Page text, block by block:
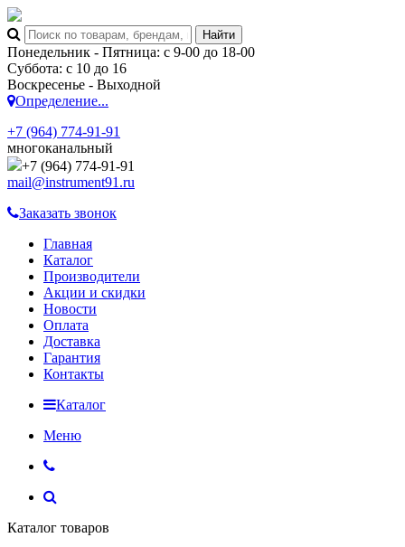
Понедельник - Пятница: с 9-00 до 18-00
Суббота: с 10 до 16
Воскресенье - Выходной
Определение...
+7 (964) 774-91-91
многоканальный
+7 (964) 774-91-91
mail@instrument91.ru
Заказать звонок
Главная
Каталог
Производители
Акции и скидки
Новости
Оплата
Доставка
Гарантия
Контакты
Каталог
Меню
Каталог товаров